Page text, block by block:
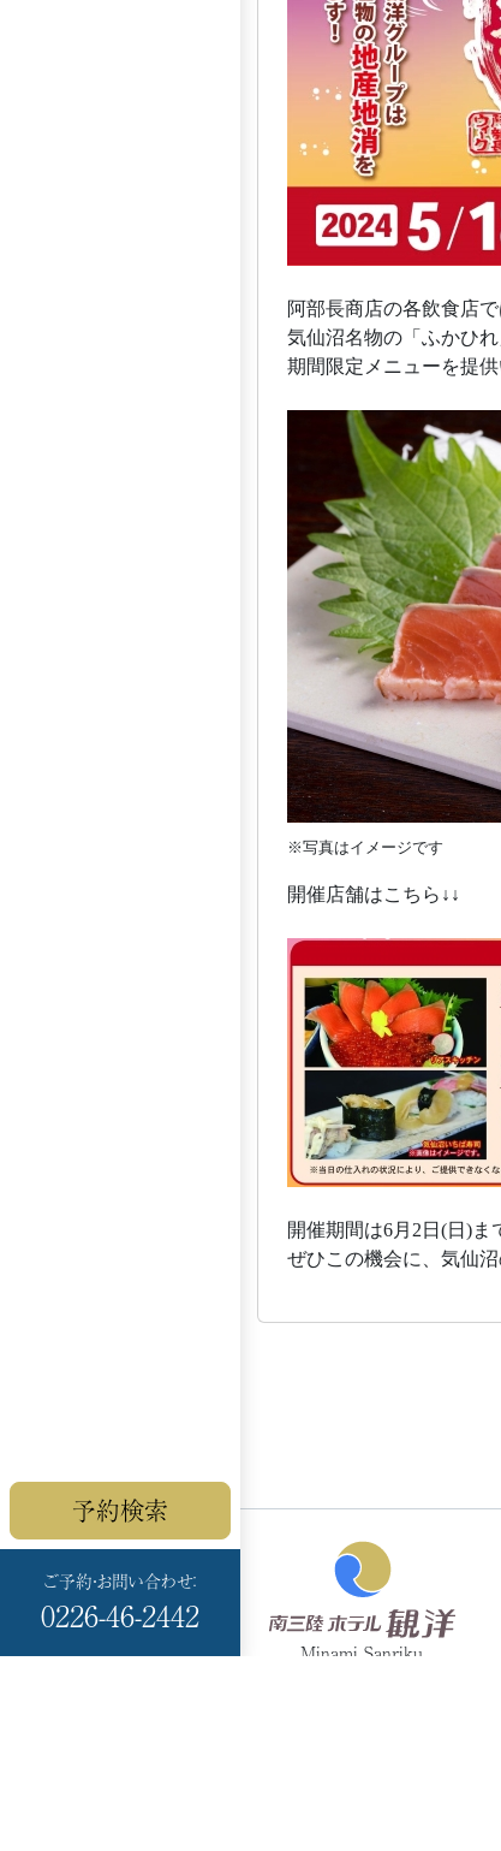
予約検索
ご予約・お問い合わせ：
0226-46-2442
阿部長商店の各飲食店
気仙沼名物の「ふかひ
期間限定メニューを提供
※写真はイメージです
開催店舗はこちら↓↓
開催期間は6月2日(日)ま
ぜひこの機会に、気仙
Minami Sanriku